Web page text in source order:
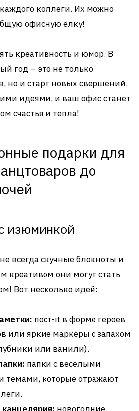
коллеги. Их можно
офисную ёлку!
креативность и юмор. В
год – это не только
но и старт новых свершений.
идеями, и ваш офис станет
счастья и тепла!
подарки для
до
изюминкой
всегда скучные блокноты и
креативом они могут стать
Вот несколько идей:
пост-it в форме героев
или яркие маркеры с запахом
или ванили).
папки с веселыми
темами, которые отражают
новогодние